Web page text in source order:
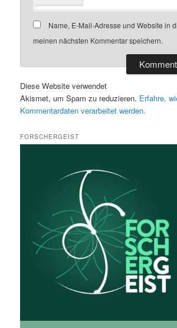
Name, E-Mail-Adresse und Website in
meinen nächsten Kommentar speichern.
Diese Website verwendet
Akismet, um Spam zu reduzieren. Erfahre,
Kommentardaten verarbeitet werden.
FORSCHERGEIST